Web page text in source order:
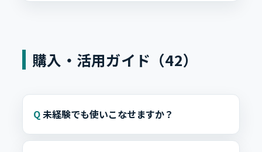
購入・活用ガイド（42）
未経験でも使いこなせますか？